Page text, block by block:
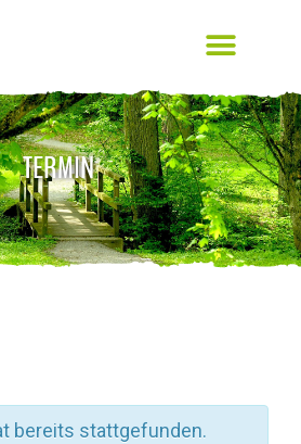
TERMIN
bereits stattgefunden.